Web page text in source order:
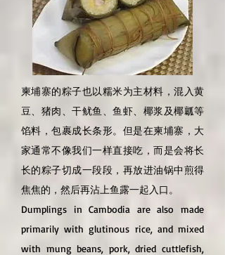
柬埔寨的粽子也以糯米为主材料，混入黄
豆、猪肉、干鱿鱼、鱼虾、椰浆及椰瓤等
馅料，包裹成长条形。但是在柬埔寨，大
家通常不像我们一样直接吃，而是会将长
长的粽子切成一段段，再放进油锅中煎得
焦焦的，然后再沾上鱼露一起入口。
Dumplings in Cambodia are also made
primarily with glutinous rice, and mixed
with mung beans, pork, dried cuttlefish,